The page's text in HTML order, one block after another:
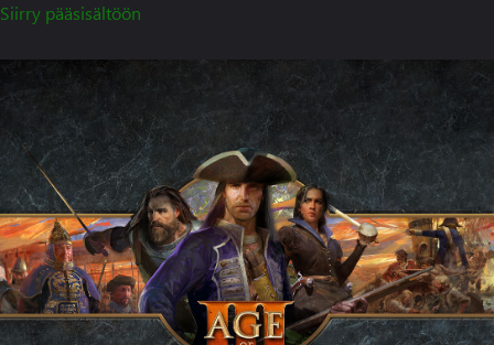
Siirry pääsisältöön